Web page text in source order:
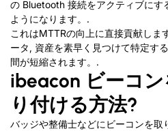
の Bluetooth 接続をアクティブにす
ようになります。.
これはMTTRの向上に直接貢献しま
ータ, 資産を素早く見つけて特定す
間が短縮されます。.
ibeacon ビーコ
り付ける方法?
バッジや整備士などにビーコンを取